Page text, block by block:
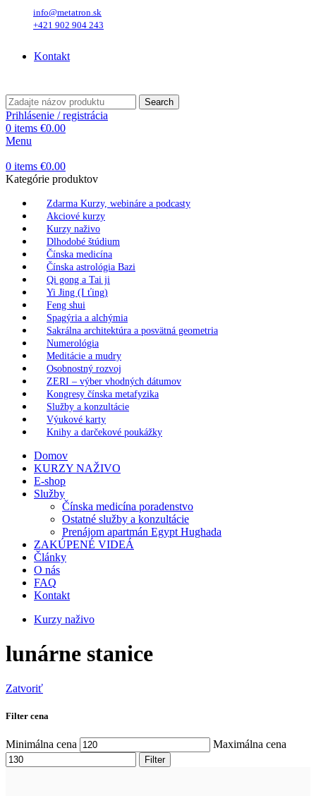
info@metatron.sk
+421 902 904 243
Kontakt
Search
Prihlásenie / registrácia
0 items €0.00
Menu
0 items €0.00
Kategórie produktov
Zdarma Kurzy, webináre a podcasty
Akciové kurzy
Kurzy naživo
Dlhodobé štúdium
Čínska medicína
Čínska astrológia Bazi
Qi gong a Tai ji
Yi Jing (I ťing)
Feng shui
Spagýria a alchýmia
Sakrálna architektúra a posvätná geometria
Numerológia
Meditácie a mudry
Osobnostný rozvoj
ZERI – výber vhodných dátumov
Kongresy čínska metafyzika
Služby a konzultácie
Výukové karty
Knihy a darčekové poukážky
Domov
KURZY NAŽIVO
E-shop
Služby
Čínska medicína poradenstvo
Ostatné služby a konzultácie
Prenájom apartmán Egypt Hughada
ZAKÚPENÉ VIDEÁ
Články
O nás
FAQ
Kontakt
Kurzy naživo
lunárne stanice
Zatvoriť
Filter cena
Minimálna cena Maximálna cena
Filter